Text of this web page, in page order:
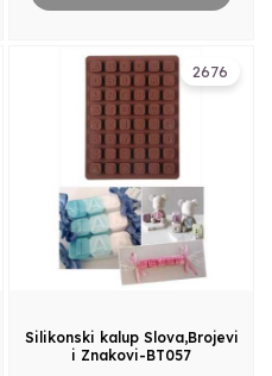
2676
Silikonski kalup Slova,Brojevi
i Znakovi-BT057